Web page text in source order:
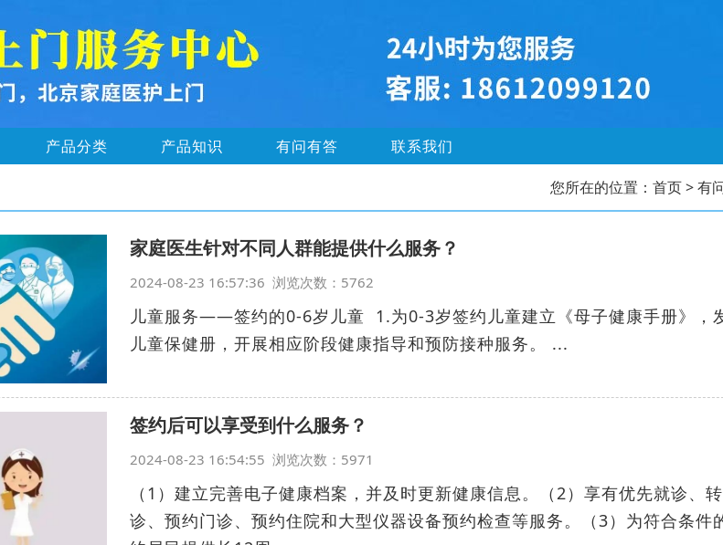
产品分类 产品知识 有问有答 联系我们
您所在的位置： 首页> 有
家庭医生针对不同人群能提供什么服务？
2024-08-23 16:57:36 浏览次数：5762
儿童服务——签约的0-6岁儿童 1.为0-3岁签约儿童建立《母子健康手册》，
儿童保健册，开展相应阶段健康指导和预防接种服务。 ...
签约后可以享受到什么服务？
2024-08-23 16:54:55 浏览次数：5971
（1）建立完善电子健康档案，并及时更新健康信息。（2）享有优先就诊、转
诊、预约门诊、预约住院和大型仪器设备预约检查等服务。（3）为符合条件